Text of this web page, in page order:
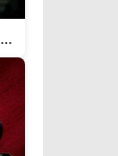
Baptiste : une poupée maudite s'apprête à hanter consoles et PC en 2026